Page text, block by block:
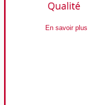
En savoir plus